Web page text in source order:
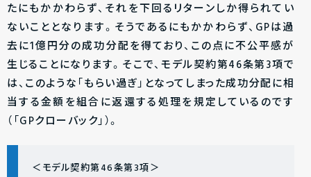
たにもかかわらず、それを下回るリターンしか得られてい
ないこととなります。そうであるにもかかわらず、GPは過
去に1億円分の成功分配を得ており、この点に不公平感が
生じることになります。そこで、モデル契約第46条第3項で
は、このような「もらい過ぎ」となってしまった成功分配に相
当する金額を組合に返還する処理を規定しているのです
（「GPクローバック」）。
＜モデル契約第46条第3項＞